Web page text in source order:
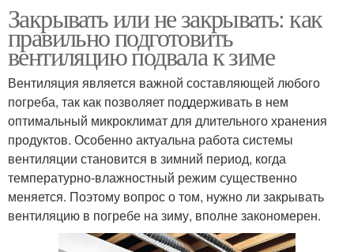
Подвал для обогрева
Закрывать или не закрывать: как
правильно подготовить
вентиляцию подвала к зиме
Вентиляция является важной составляющей любого
погреба, так как позволяет поддерживать в нем
оптимальный микроклимат для длительного хранения
продуктов. Особенно актуальна работа системы
вентиляции становится в зимний период, когда
температурно-влажностный режим существенно
меняется. Поэтому вопрос о том, нужно ли закрывать
вентиляцию в погребе на зиму, вполне закономерен.